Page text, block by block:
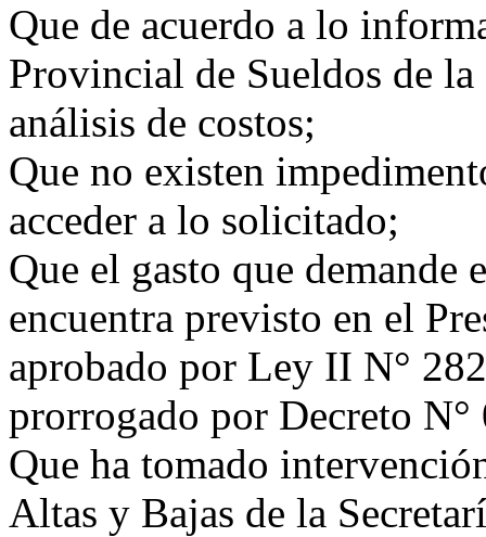
Que de acuerdo a lo
Provincial de Sueldos de
análisis de costos;
Que no existen
acceder a lo solicitado;
Que el gasto que demande
encuentra previsto en el
aprobado por Ley II N°
prorrogado por Decreto N°
Que ha tomado
Altas y Bajas de la